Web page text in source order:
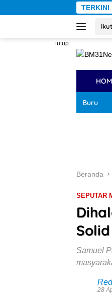
ke
TERKINI
Korupsi PT Dok Waiame
tutup
Buru
Beranda
SEPUTAR
Samuel
28